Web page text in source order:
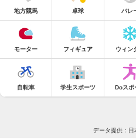
地方競馬 卓球 バレ
モーター フィギュア ウィン
自転車 学生スポーツ Doスポ
データ提供：日